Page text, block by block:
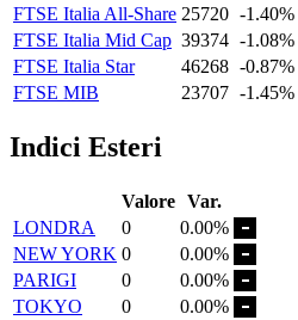
FTSE Italia All-Share 25720 -1.40%
FTSE Italia Mid Cap 39374 -1.08%
FTSE Italia Star
46268 -0.87%
FTSE MIB
23707 -1.45%
Indici Esteri
Valore Var.
LONDRA
0
0.00%
NEW YORK 0
0.00%
PARIGI
0
0.00%
TOKYO
0
0.00%